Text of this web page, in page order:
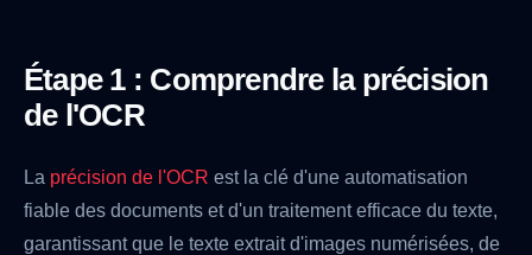
Étape 1 : Comprendre la précision
de l'OCR
La précision de l'OCR est la clé d'une automatisation
fiable des documents et d'un traitement efficace du texte,
garantissant que le texte extrait d'images numérisées, de